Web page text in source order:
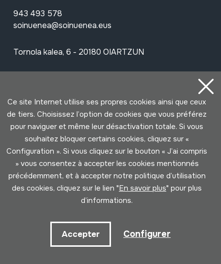
943 493 578
soinuenea@soinuenea.eus
Tornola kalea, 6 - 20180 OIARTZUN
FacebookYoutubeIssuu VimeoFlickr SoundCloud
Contact
Horaire
10:00 - 14:00
Après-midi (mercredi à samedi)
Ce site Internet utilise ses propres cookies ainsi que ceux
de tiers. Choisissez l’option de cookies que vous préférez
pour naviguer et même leur désactivation totale. Si vous
souhaitez bloquer certains cookies, cliquez sur «
Configuration ». Si vous cliquez sur le bouton « J’ai compris
» vous consentez à accepter les cookies mentionnés
précédemment, et à accepter notre politique d’utilisation
des cookies, cliquez sur le lien "En savoir plus" pour plus
d’informations.
Accepter Configurer